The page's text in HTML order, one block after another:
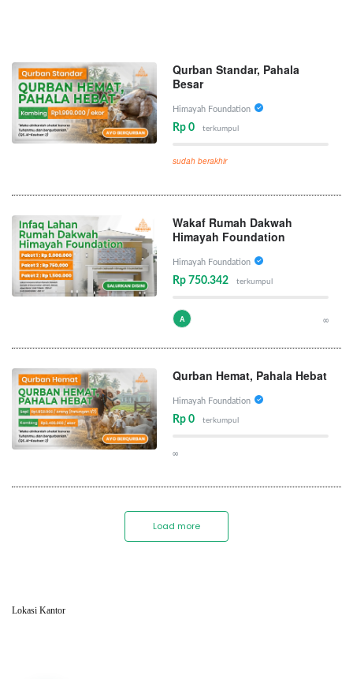
Qurban Standar, Pahala
Besar
Himayah Foundation
Rp 0 terkumpul
sudah berakhir
Wakaf Rumah Dakwah
Himayah Foundation
Himayah Foundation
Rp 750.342 terkumpul
A ∞
Qurban Hemat, Pahala Hebat
Himayah Foundation
Rp 0 terkumpul
∞
Load more
Lokasi Kantor